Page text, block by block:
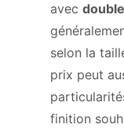
avec
selon la
prix peut
finition